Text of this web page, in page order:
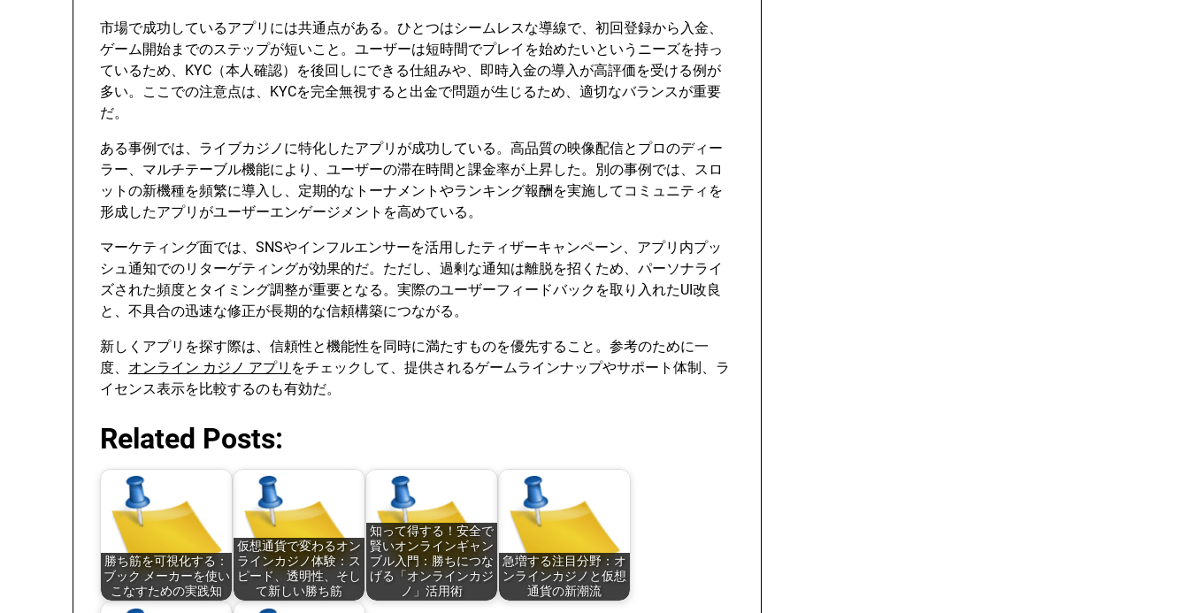
市場で成功しているアプリには共通点がある。ひとつはシームレスな導線で、初回登録から入金、
ゲーム開始までのステップが短いこと。ユーザーは短時間でプレイを始めたいというニーズを持っ
ているため、KYC（本人確認）を後回しにできる仕組みや、即時入金の導入が高評価を受ける例が
多い。ここでの注意点は、KYCを完全無視すると出金で問題が生じるため、適切なバランスが重要
だ。
ある事例では、ライブカジノに特化したアプリが成功している。高品質の映像配信とプロのディー
ラー、マルチテーブル機能により、ユーザーの滞在時間と課金率が上昇した。別の事例では、スロ
ットの新機種を頻繁に導入し、定期的なトーナメントやランキング報酬を実施してコミュニティを
形成したアプリがユーザーエンゲージメントを高めている。
マーケティング面では、SNSやインフルエンサーを活用したティザーキャンペーン、アプリ内プッ
シュ通知でのリターゲティングが効果的だ。ただし、過剰な通知は離脱を招くため、パーソナライ
ズされた頻度とタイミング調整が重要となる。実際のユーザーフィードバックを取り入れたUI改良
と、不具合の迅速な修正が長期的な信頼構築につながる。
新しくアプリを探す際は、信頼性と機能性を同時に満たすものを優先すること。参考のために一
度、 オンライン カジノ アプリ をチェックして、提供されるゲームラインナップやサポート体制、ラ
イセンス表示を比較するのも有効だ。
Related Posts:
勝ち筋を可視化する：
ブック メーカーを使い
こなすための実践知
仮想通貨で変わるオン
ラインカジノ体験：ス
ピード、透明性、そし
て新しい勝ち筋
知って得する！安全で
賢いオンラインギャン
ブル入門：勝ちにつな
げる「オンラインカジ
ノ」活用術
急増する注目分野：オ
ンラインカジノと仮想
通貨の新潮流